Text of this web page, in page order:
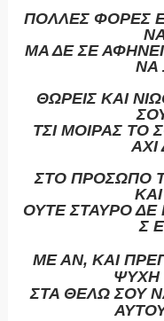
ΠΟΛΛΕΣ ΦΟΡΕΣ
ΜΑ ΔΕ ΣΕ
ΝΑ
ΘΩΡΕΙΣ ΚΑΙ
ΤΣΙ ΜΟΙΡΑΣ ΤΟ
ΑΧΙ
ΣΤΟ ΠΡΟΣΩΠΟ
ΟΥΤΕ ΣΤΑΥΡΟ ΔΕ
Σ
ΜΕ ΑΝ, ΚΑΙ
ΨΥΧΗ
ΣΤΑ ΘΕΛΩ ΣΟΥ